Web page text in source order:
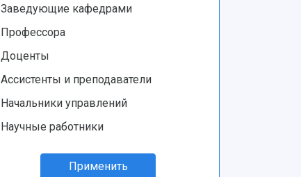
Заведующие кафедрами
Профессора
Доценты
Ассистенты и преподаватели
Начальники управлений
Научные работники
Применить